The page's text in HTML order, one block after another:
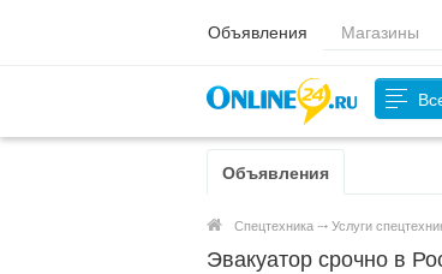
Объявления Магазины
Объявления
Спецтехника ⤏ Услуги
Эвакуатор срочно в